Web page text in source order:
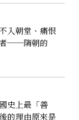
入朝堂、痛恨
者──隋朝的
史上最「善
的理由原來是